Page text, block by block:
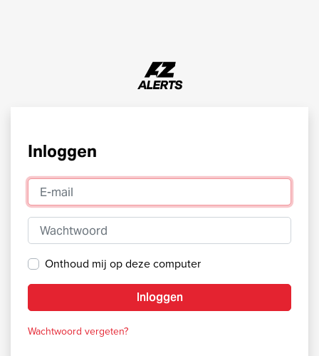
Inloggen
E-mail
Wachtwoord
Onthoud mij op deze computer
Inloggen
Wachtwoord vergeten?